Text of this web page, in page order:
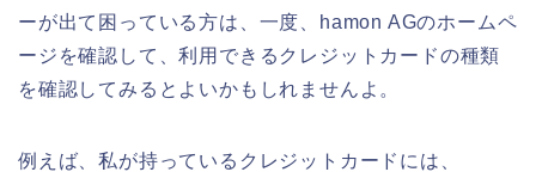
ーが出て困っている方は、一度、hamon AGのホームペ
ージを確認して、利用できるクレジットカードの種類
を確認してみるとよいかもしれませんよ。
例えば、私が持っているクレジットカードには、